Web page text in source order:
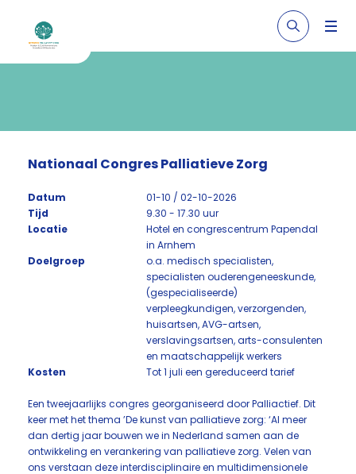
Nationaal Congres Palliatieve Zorg
Datum
01-10 / 02-10-2026
Tijd
9.30 - 17.30 uur
Locatie
Hotel en congrescentrum Papendal
in Arnhem
Doelgroep
o.a. medisch specialisten,
specialisten ouderengeneeskunde,
(gespecialiseerde)
verpleegkundigen, verzorgenden,
huisartsen, AVG-artsen,
verslavingsartsen, arts-consulenten
en maatschappelijk werkers
Kosten
Tot 1 juli een gereduceerd tarief
Een tweejaarlijks congres georganiseerd door Palliactief. Dit
keer met het thema ’De kunst van palliatieve zorg: ‘Al meer
dan dertig jaar bouwen we in Nederland samen aan de
ontwikkeling en verankering van palliatieve zorg. Velen van
ons verstaan deze interdisciplinaire en multidimensionele